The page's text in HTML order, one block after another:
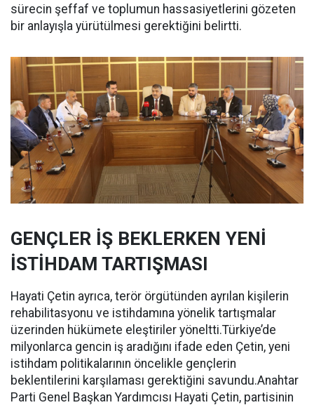
sürecin şeffaf ve toplumun hassasiyetlerini gözeten
bir anlayışla yürütülmesi gerektiğini belirtti.
GENÇLER İŞ BEKLERKEN YENİ
İSTİHDAM TARTIŞMASI
Hayati Çetin ayrıca, terör örgütünden ayrılan kişilerin
rehabilitasyonu ve istihdamına yönelik tartışmalar
üzerinden hükümete eleştiriler yöneltti.Türkiye’de
milyonlarca gencin iş aradığını ifade eden Çetin, yeni
istihdam politikalarının öncelikle gençlerin
beklentilerini karşılaması gerektiğini savundu.Anahtar
Parti Genel Başkan Yardımcısı Hayati Çetin, partisinin